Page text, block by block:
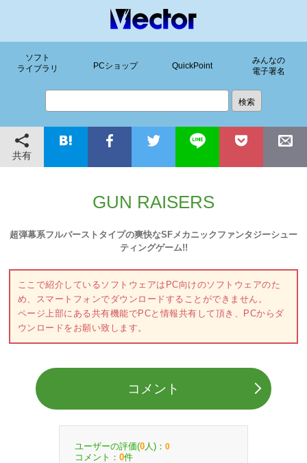
ソフト
ライブラリ
PCショップ QuickPoint
みんなの
電子署名
共有
GUN RAISERS
超弾幕系フルバーストタイプの爽快なSFメカニックファンタジーシュー
ティングゲーム!!
ここで紹介しているソフトウェアはPC向けのソフトウェアのた
め、スマートフォンでダウンロードすることができません。
ページ上部にある共有機能でPCと情報共有して頂き、PCからダ
ウンロードをお願い致します。
コメント
ユーザーの評価(0 人)： 0
コメント： 0件